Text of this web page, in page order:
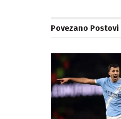
Povezano Postovi